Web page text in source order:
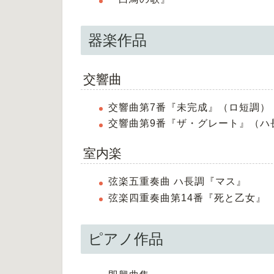
器楽作品
交響曲
交響曲第7番『未完成』（ロ短調）
交響曲第9番『ザ・グレート』（ハ
室内楽
弦楽五重奏曲 ハ長調『マス』
弦楽四重奏曲第14番『死と乙女』
ピアノ作品